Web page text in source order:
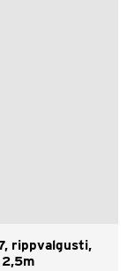
rippvalgusti,